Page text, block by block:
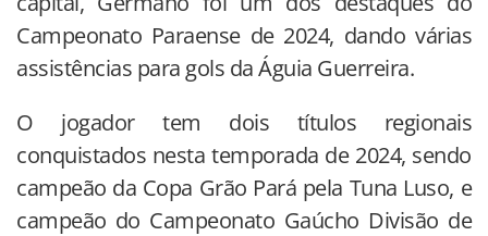
Campeonato Paraense de 2024, dando várias
assistências para gols da Águia Guerreira.
O jogador tem dois títulos regionais
conquistados nesta temporada de 2024, sendo
campeão da Copa Grão Pará pela Tuna Luso, e
campeão do Campeonato Gaúcho Divisão de